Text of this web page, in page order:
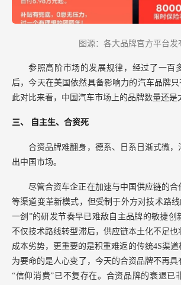
图源：各大品牌官方平台发
参照高阶市场的发展规律，经过了一百
后，今天在美国依然具备影响力的汽车品牌
此对比来看，中国汽车市场上的品牌数量还是
三、 自主生、合资死
合资品牌难翻身，德系、日系日渐式微，
出中国市场。
尽管合资车企正在加速与中国供应链的合
等渠道变革新模式，但受制于外方对技术路
一剑”的研发节奏早已难敌自主品牌的敏捷创
不仅技术路线转型滞后，供应链本土化不足
成本劣势，更重要的是积重难返的传统4S渠
为要命的是人心变了，今天的合资品牌不再
“信仰消费”已不复存在。合资品牌的衰退已